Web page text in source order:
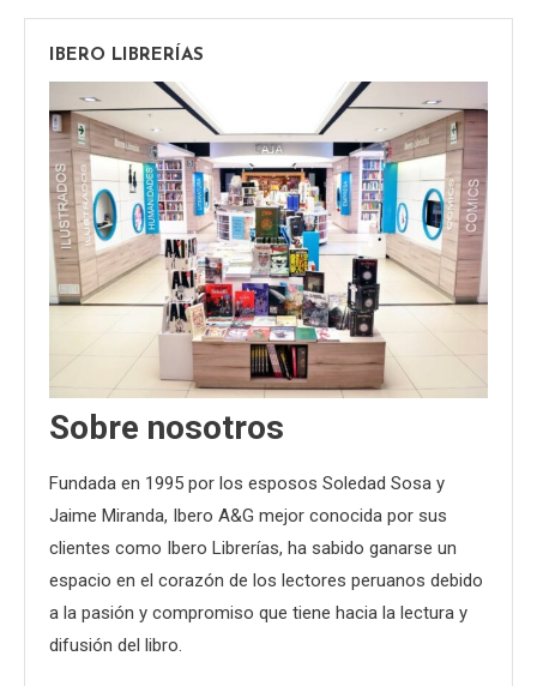
IBERO LIBRERÍAS
Sobre nosotros
Fundada en 1995 por los esposos Soledad Sosa y
Jaime Miranda, Ibero A&G mejor conocida por sus
clientes como Ibero Librerías, ha sabido ganarse un
espacio en el corazón de los lectores peruanos debido
a la pasión y compromiso que tiene hacia la lectura y
difusión del libro.